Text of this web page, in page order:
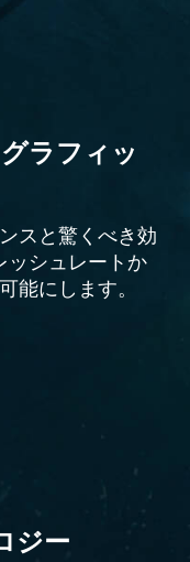
グラフィッ
スと驚くべき効
ッシュレートか
能にします。
ジー